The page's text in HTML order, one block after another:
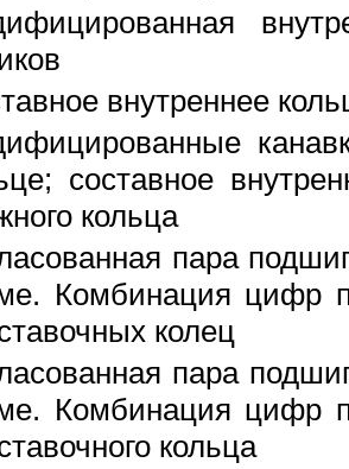
внутреннее
составное
кольца
пара
Комбинация цифр
колец
пара
Комбинация цифр
кольца